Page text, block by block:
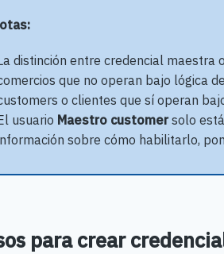
distinción entre credencial maestra
que no operan bajo lógica
o clientes que sí operan
usuario Maestro customersolo está
sobre cómo habilitarlo,
para crear